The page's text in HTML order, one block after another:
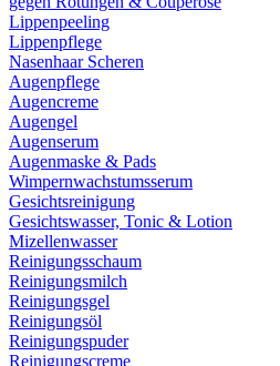
Lippenpeeling
Lippenpflege
Nasenhaar Scheren
Augenpflege
Augencreme
Augengel
Augenserum
Augenmaske & Pads
Wimpernwachstumsserum
Gesichtsreinigung
Gesichtswasser, Tonic & Lotion
Mizellenwasser
Reinigungsschaum
Reinigungsmilch
Reinigungsgel
Reinigungsöl
Reinigungspuder
Reinigungscreme